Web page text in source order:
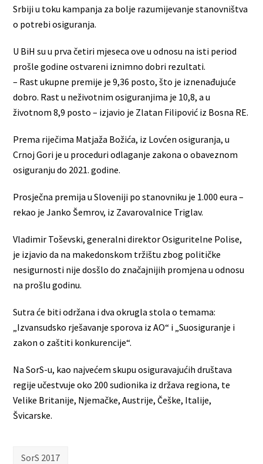
Srbiji u toku kampanja za bolje razumijevanje stanovništva
o potrebi osiguranja.
U BiH su u prva četiri mjeseca ove u odnosu na isti period
prošle godine ostvareni iznimno dobri rezultati.
– Rast ukupne premije je 9,36 posto, što je iznenađujuće
dobro. Rast u neživotnim osiguranjima je 10,8, a u
životnom 8,9 posto – izjavio je Zlatan Filipović iz Bosna RE.
Prema riječima Matjaža Božića, iz Lovćen osiguranja, u
Crnoj Gori je u proceduri odlaganje zakona o obaveznom
osiguranju do 2021. godine.
Prosječna premija u Sloveniji po stanovniku je 1.000 eura –
rekao je Janko Šemrov, iz Zavarovalnice Triglav.
Vladimir Toševski, generalni direktor Osiguritelne Polise,
je izjavio da na makedonskom tržištu zbog političke
nesigurnosti nije dosšlo do značajnijih promjena u odnosu
na prošlu godinu.
Sutra će biti održana i dva okrugla stola o temama:
„Izvansudsko rješavanje sporova iz AO“ i „Suosiguranje i
zakon o zaštiti konkurencije“.
Na SorS-u, kao najvećem skupu osiguravajućih društava
regije učestvuje oko 200 sudionika iz država regiona, te
Velike Britanije, Njemačke, Austrije, Češke, Italije,
Švicarske.
SorS 2017